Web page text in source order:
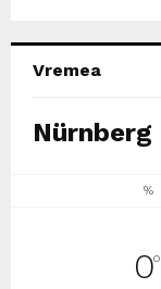
Vremea
Nürnberg
%
0°